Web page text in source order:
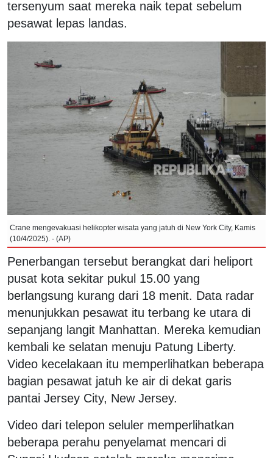
tersenyum saat mereka naik tepat sebelum
pesawat lepas landas.
Crane mengevakuasi helikopter wisata yang jatuh di New York City, Kamis
(10/4/2025). - (AP)
Penerbangan tersebut berangkat dari heliport
pusat kota sekitar pukul 15.00 yang
berlangsung kurang dari 18 menit. Data radar
menunjukkan pesawat itu terbang ke utara di
sepanjang langit Manhattan. Mereka kemudian
kembali ke selatan menuju Patung Liberty.
Video kecelakaan itu memperlihatkan beberapa
bagian pesawat jatuh ke air di dekat garis
pantai Jersey City, New Jersey.
Video dari telepon seluler memperlihatkan
beberapa perahu penyelamat mencari di